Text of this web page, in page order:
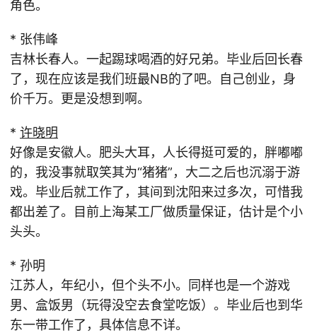
角色。
* 张伟峰
吉林长春人。一起踢球喝酒的好兄弟。毕业后回长春
了，现在应该是我们班最NB的了吧。自己创业，身
价千万。更是没想到啊。
* 许晓明
好像是安徽人。肥头大耳，人长得挺可爱的，胖嘟嘟
的，我没事就取笑其为“猪猪”，大二之后也沉溺于游
戏。毕业后就工作了，其间到沈阳来过多次，可惜我
都出差了。目前上海某工厂做质量保证，估计是个小
头头。
* 孙明
江苏人，年纪小，但个头不小。同样也是一个游戏
男、盒饭男（玩得没空去食堂吃饭）。毕业后也到华
东一带工作了，具体信息不详。